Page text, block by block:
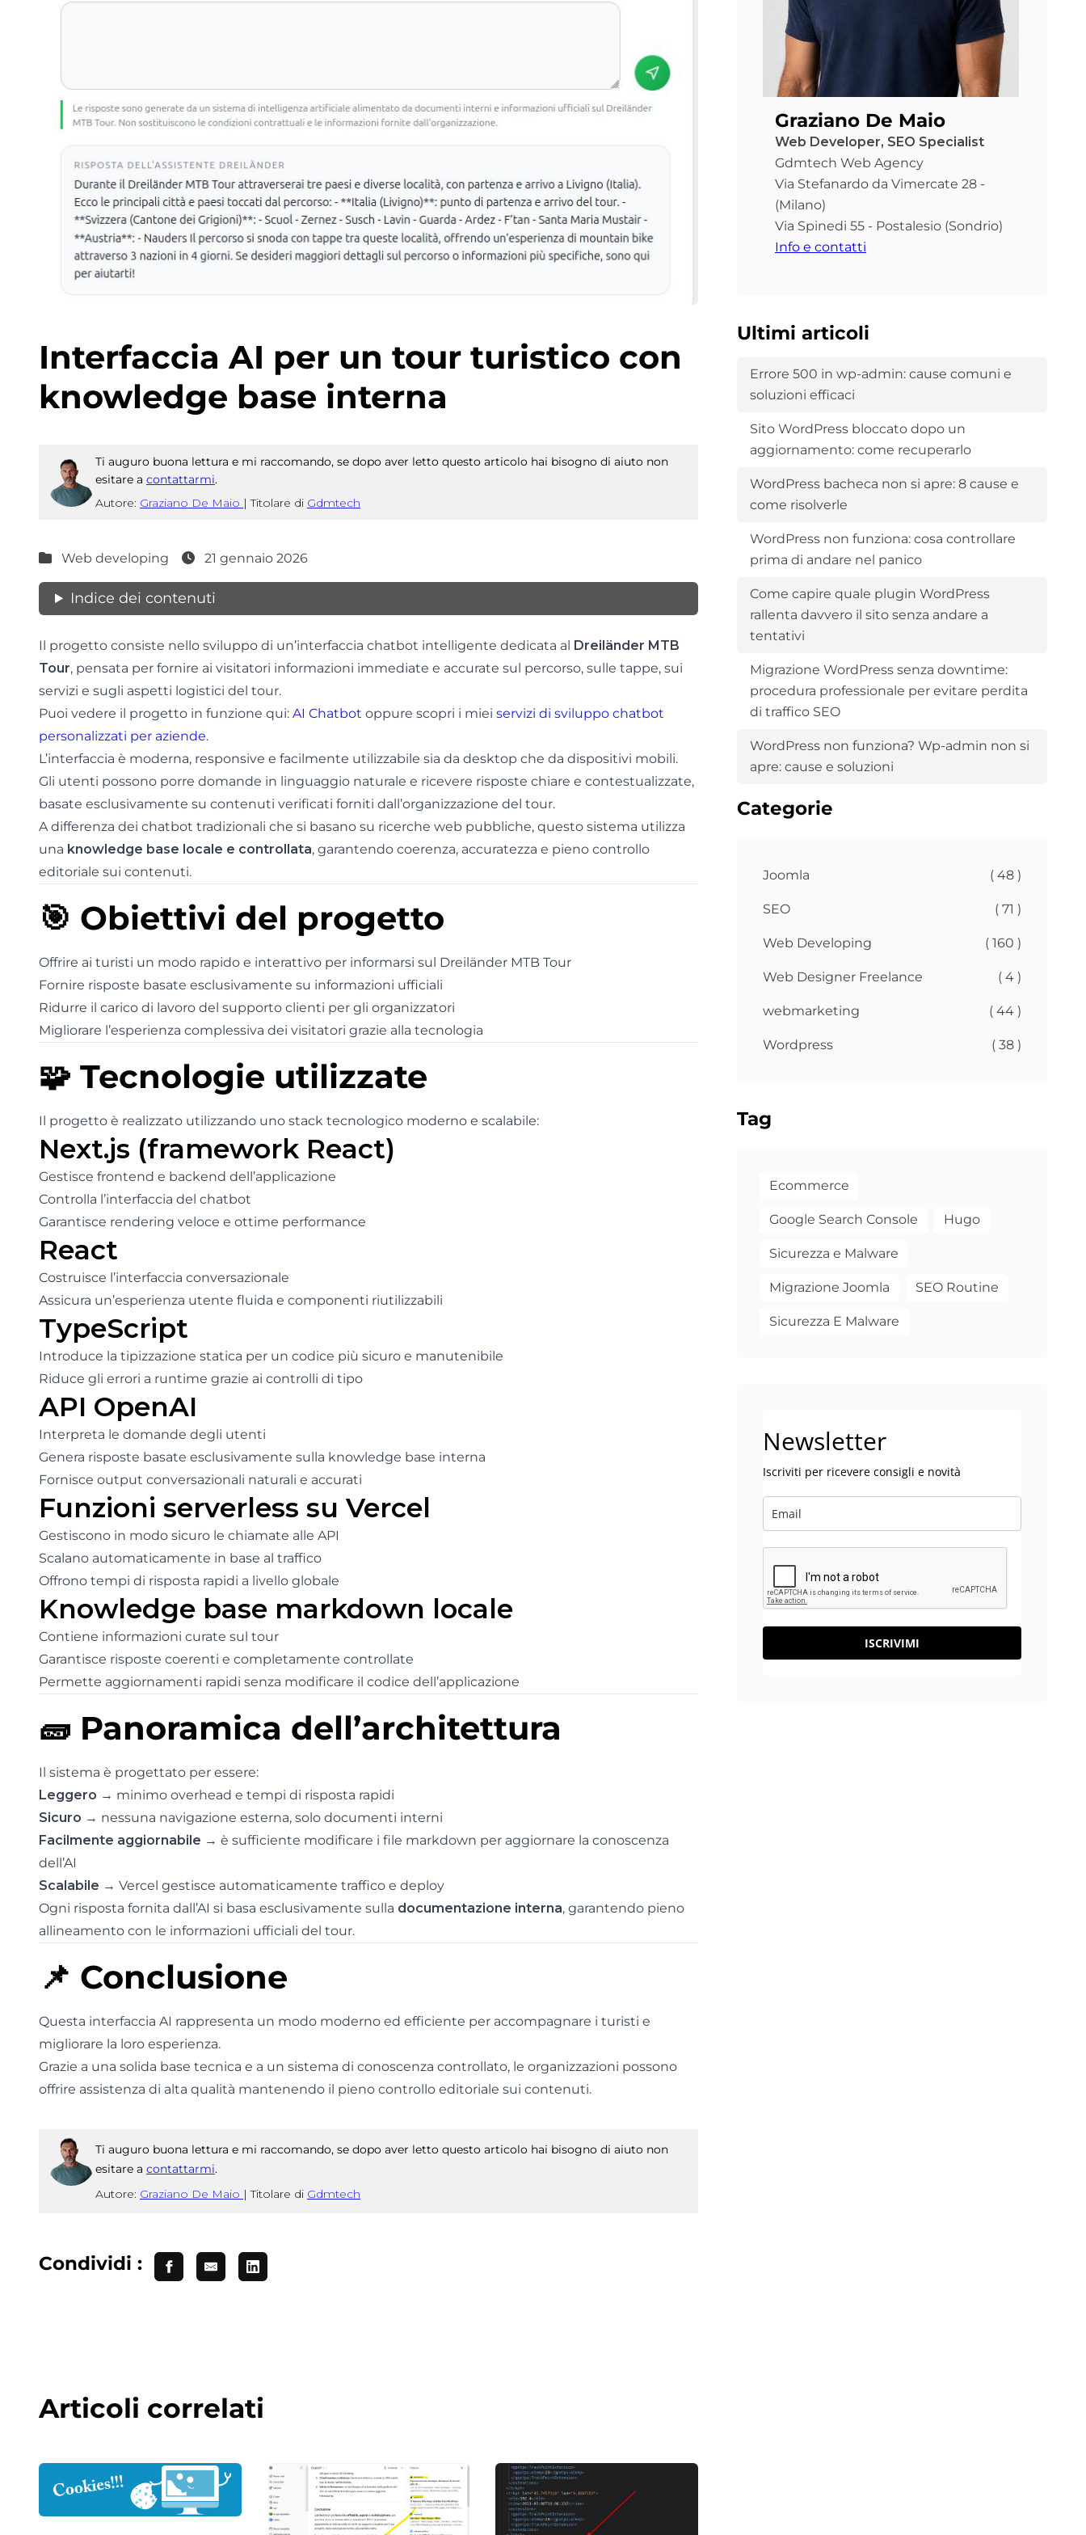
Interfaccia AI per un tour turistico con
knowledge base interna
Ti auguro buona lettura e mi raccomando, se dopo aver letto questo articolo hai bisogno di aiuto non
esitare a contattarmi.
Autore: Graziano De Maio | Titolare di Gdmtech
Web developing 21 gennaio 2026
Indice dei contenuti
Il progetto consiste nello sviluppo di un’interfaccia chatbot intelligente dedicata al
Dreiländer MTB
Tour, pensata per fornire ai visitatori informazioni immediate e accurate sul percorso, sulle tappe, sui
servizi e sugli aspetti logistici del tour.
Puoi vedere il progetto in funzione qui: AI Chatbot oppure scopri i miei servizi di sviluppo chatbot
personalizzati per aziende.
L’interfaccia è moderna, responsive e facilmente utilizzabile sia da desktop che da dispositivi mobili.
Gli utenti possono porre domande in linguaggio naturale e ricevere risposte chiare e contestualizzate,
basate esclusivamente su contenuti verificati forniti dall’organizzazione del tour.
A differenza dei chatbot tradizionali che si basano su ricerche web pubbliche, questo sistema utilizza
una knowledge base locale e controllata, garantendo coerenza, accuratezza e pieno controllo
editoriale sui contenuti.
🎯 Obiettivi del progetto
Offrire ai turisti un modo rapido e interattivo per informarsi sul Dreiländer MTB Tour
Fornire risposte basate esclusivamente su informazioni ufficiali
Ridurre il carico di lavoro del supporto clienti per gli organizzatori
Migliorare l’esperienza complessiva dei visitatori grazie alla tecnologia
🧩 Tecnologie utilizzate
Il progetto è realizzato utilizzando uno stack tecnologico moderno e scalabile:
Next.js (framework React)
Gestisce frontend e backend dell’applicazione
Controlla l’interfaccia del chatbot
Garantisce rendering veloce e ottime performance
React
Costruisce l’interfaccia conversazionale
Assicura un’esperienza utente fluida e componenti riutilizzabili
TypeScript
Introduce la tipizzazione statica per un codice più sicuro e manutenibile
Riduce gli errori a runtime grazie ai controlli di tipo
API OpenAI
Interpreta le domande degli utenti
Genera risposte basate esclusivamente sulla knowledge base interna
Fornisce output conversazionali naturali e accurati
Funzioni serverless su Vercel
Gestiscono in modo sicuro le chiamate alle API
Scalano automaticamente in base al traffico
Offrono tempi di risposta rapidi a livello globale
Knowledge base markdown locale
Contiene informazioni curate sul tour
Garantisce risposte coerenti e completamente controllate
Permette aggiornamenti rapidi senza modificare il codice dell’applicazione
🧱 Panoramica dell’architettura
Il sistema è progettato per essere:
Leggero → minimo overhead e tempi di risposta rapidi
Sicuro → nessuna navigazione esterna, solo documenti interni
Facilmente aggiornabile → è sufficiente modificare i file markdown per aggiornare la conoscenza
dell’AI
Scalabile → Vercel gestisce automaticamente traffico e deploy
Ogni risposta fornita dall’AI si basa esclusivamente sulla documentazione interna, garantendo pieno
allineamento con le informazioni ufficiali del tour.
📌 Conclusione
Questa interfaccia AI rappresenta un modo moderno ed efficiente per accompagnare i turisti e
migliorare la loro esperienza.
Grazie a una solida base tecnica e a un sistema di conoscenza controllato, le organizzazioni possono
offrire assistenza di alta qualità mantenendo il pieno controllo editoriale sui contenuti.
Ti auguro buona lettura e mi raccomando, se dopo aver letto questo articolo hai bisogno di aiuto non
esitare a contattarmi.
Autore: Graziano De Maio | Titolare di Gdmtech
Condividi :
Articoli correlati
Graziano De Maio
Web Developer, SEO Specialist
Gdmtech Web Agency
Via Stefanardo da Vimercate 28 -
(Milano)
Via Spinedi 55 - Postalesio (Sondrio)
Info e contatti
Ultimi articoli
Errore 500 in wp-admin: cause comuni e
soluzioni efficaci
Sito WordPress bloccato dopo un
aggiornamento: come recuperarlo
WordPress bacheca non si apre: 8 cause e
come risolverle
WordPress non funziona: cosa controllare
prima di andare nel panico
Come capire quale plugin WordPress
rallenta davvero il sito senza andare a
tentativi
Migrazione WordPress senza downtime:
procedura professionale per evitare perdita
di traffico SEO
WordPress non funziona? Wp-admin non si
apre: cause e soluzioni
Categorie
Joomla ( 48 )
SEO ( 71 )
Web Developing ( 160 )
Web Designer Freelance ( 4 )
webmarketing ( 44 )
Wordpress ( 38 )
Tag
Ecommerce
Google Search Console Hugo
Sicurezza e Malware
Migrazione Joomla SEO Routine
Sicurezza E Malware
Newsletter
Iscriviti per ricevere consigli e novità
ISCRIVIMI